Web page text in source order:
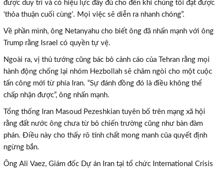
được duy trì và có hiệu lực đầy đủ cho đến khi chúng tôi đạt được
‘thỏa thuận cuối cùng’. Mọi việc sẽ diễn ra nhanh chóng”.
Về phần mình, ông Netanyahu cho biết ông đã nhấn mạnh với ông
Trump rằng Israel có quyền tự vệ.
Ngoài ra, vị thủ tướng cũng bác bỏ cảnh cáo của Tehran rằng mọi
hành động chống lại nhóm Hezbollah sẽ châm ngòi cho một cuộc
tấn công mới từ phía Iran. “Sự đánh đồng đó là điều không thể
chấp nhận được”, ông nhấn mạnh.
Tổng thống Iran Masoud Pezeshkian tuyên bố trên mạng xã hội
rằng đất nước ông chưa từ bỏ chiến trường cũng như bàn đàm
phán. Điều này cho thấy rõ tính chất mong manh của quyết định
ngừng bắn.
Ông Ali Vaez, Giám đốc Dự án Iran tại tổ chức International Crisis